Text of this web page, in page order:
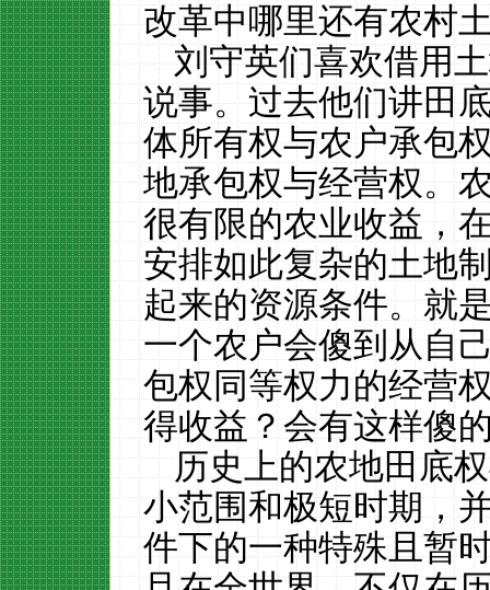
改革中哪里还有农村
刘守英们喜欢借用
说事。过去他们讲田
体所有权与农户承包
地承包权与经营权。
很有限的农业收益，
安排如此复杂的土地
起来的资源条件。就
一个农户会傻到从自
包权同等权力的经营
得收益？会有这样傻
历史上的农地田底
小范围和极短时期，
件下的一种特殊且暂